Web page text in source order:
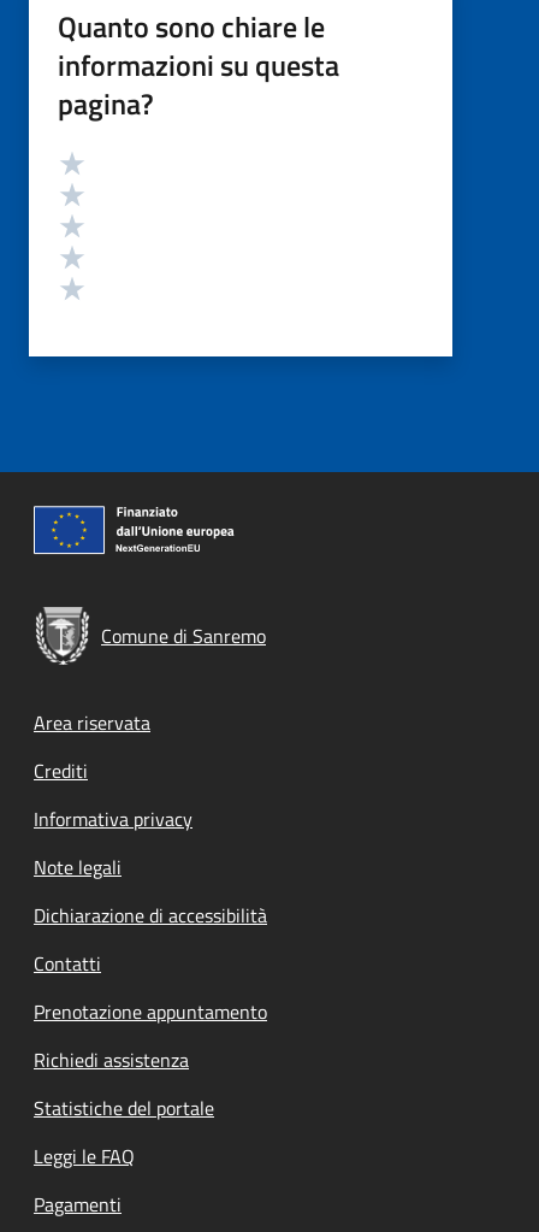
Quanto sono chiare le
informazioni su questa
pagina?
Valutazione
Comune di Sanremo
Footer menu
Area riservata
Crediti
Informativa privacy
Note legali
Dichiarazione di accessibilità
Contatti
Prenotazione appuntamento
Richiedi assistenza
Statistiche del portale
Leggi le FAQ
Pagamenti